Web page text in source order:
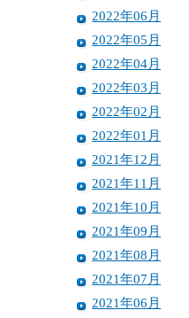
2022年06月
2022年05月
2022年04月
2022年03月
2022年02月
2022年01月
2021年12月
2021年11月
2021年10月
2021年09月
2021年08月
2021年07月
2021年06月